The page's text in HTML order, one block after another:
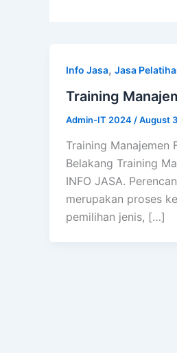
Info Jasa, Jasa
Training
Admin-IT 2024 /August
Training Manajemen
Belakang Training
INFO JASA.
merupakan proses
pemilihan jenis, […]